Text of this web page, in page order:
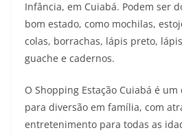
Infância, em Cuiabá. Podem ser
bom estado, como mochilas,
colas, borrachas, lápis preto,
guache e cadernos.
O Shopping Estação Cuiabá é
para diversão em família, com
entretenimento para todas as